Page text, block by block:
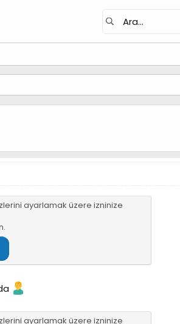
ayarlamak üzere izninize
ayarlamak üzere izninize